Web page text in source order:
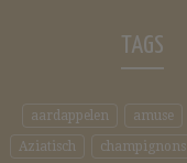
TAGS
aardappelen amuse
Aziatisch
champignons